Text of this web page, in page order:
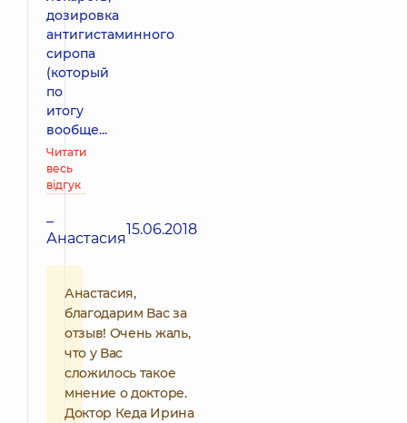
дозировка
антигистаминного
сиропа
(который
по
итогу
вообще...
Читати
весь
відгук
–
Анастасия15.06.2018
Анастасия,
благодарим Вас за
отзыв! Очень жаль,
что у Вас
сложилось такое
мнение о докторе.
Доктор Кеда Ирина